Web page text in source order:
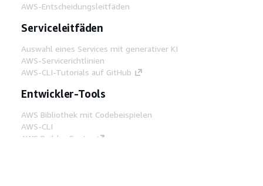
AWS-Entscheidungsleitfäden
Serviceleitfäden
Auswahl eines Services mit generativer KI
AWS-Servicerichtlinien
AWS-CLI-Tutorials auf GitHub
Entwickler-Tools
AWS Bibliothek mit Codebeispielen
AWS-CLI
AWS Builder Center